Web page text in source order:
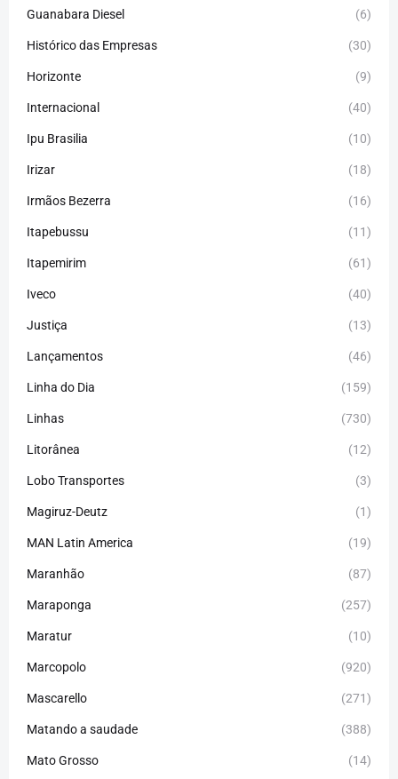
Guanabara Diesel (6)
Histórico das Empresas (30)
Horizonte (9)
Internacional (40)
Ipu Brasilia (10)
Irizar (18)
Irmãos Bezerra (16)
Itapebussu (11)
Itapemirim (61)
Iveco (40)
Justiça (13)
Lançamentos (46)
Linha do Dia (159)
Linhas (730)
Litorânea (12)
Lobo Transportes (3)
Magiruz-Deutz (1)
MAN Latin America (19)
Maranhão (87)
Maraponga (257)
Maratur (10)
Marcopolo (920)
Mascarello (271)
Matando a saudade (388)
Mato Grosso (14)